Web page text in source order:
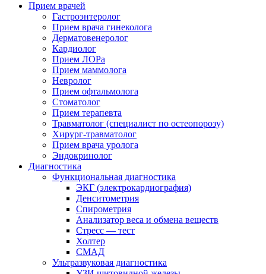
Прием врачей
Гастроэнтеролог
Прием врача гинеколога
Дерматовенеролог
Кардиолог
Прием ЛОРа
Прием маммолога
Невролог
Прием офтальмолога
Стоматолог
Прием терапевта
Травматолог (специалист по остеопорозу)
Хирург-травматолог
Прием врача уролога
Эндокринолог
Диагностика
Функциональная диагностика
ЭКГ (электрокардиография)
Денситометрия
Спирометрия
Анализатор веса и обмена веществ
Стресс — тест
Холтер
СМАД
Ультразвуковая диагностика